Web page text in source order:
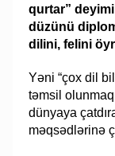
qurtar”
düzünü
dilini, felini
Yəni “çox dil
təmsil
dünyaya
məqsədlərinə